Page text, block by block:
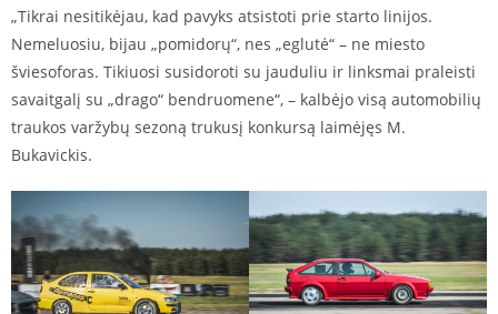
„Tikrai nesitikėjau, kad pavyks atsistoti prie starto linijos.
Nemeluosiu, bijau „pomidorų“, nes „eglutė“ – ne miesto
šviesoforas. Tikiuosi susidoroti su jauduliu ir linksmai praleisti
savaitgalį su „drago“ bendruomene“, – kalbėjo visą automobilių
traukos varžybų sezoną trukusį konkursą laimėjęs M.
Bukavickis.